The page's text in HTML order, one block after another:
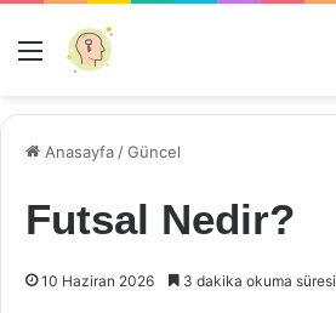
Menü
Anasayfa /Güncel
Futsal Nedir?
10 Haziran 2026 3 dakika okuma süresi